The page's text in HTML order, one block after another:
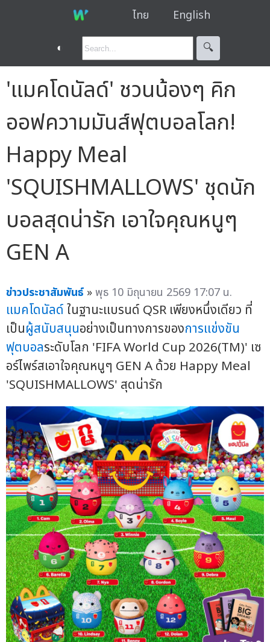
ไทย English
◐ 🔍︎
'แมคโดนัลด์' ชวนน้องๆ คิก
ออฟความมันส์ฟุตบอลโลก!
Happy Meal
'SQUISHMALLOWS' ชุดนัก
บอลสุดน่ารัก เอาใจคุณหนูๆ
GEN A
ข่าวประชาสัมพันธ์ »พุธ 10 มิถุนายน 2569 17:07 น.
แมคโดนัลด์ในฐานะแบรนด์ QSR เพียงหนึ่งเดียว ที่
เป็นผู้สนับสนุนอย่างเป็นทางการของการแข่งขัน
ฟุตบอลระดับโลก 'FIFA World Cup 2026(TM)' เซ
อร์ไพร์สเอาใจคุณหนูๆ GEN A ด้วย Happy Meal
'SQUISHMALLOWS' สุดน่ารัก